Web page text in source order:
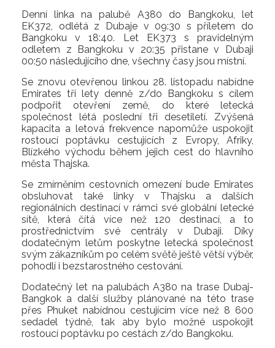
Denní linka na palubě A380 do Bangkoku, let
EK372, odlétá z Dubaje v 09:30 s příletem do
Bangkoku v 18:40. Let EK373 s pravidelným
odletem z Bangkoku v 20:35 přistane v Dubaji
00:50 následujícího dne, všechny časy jsou místní.
Se znovu otevřenou linkou 28. listopadu nabídne
Emirates tři lety denně z/do Bangkoku s cílem
podpořit otevření země, do které letecká
společnost létá poslední tři desetiletí. Zvýšená
kapacita a letová frekvence napomůže uspokojit
rostoucí poptávku cestujících z Evropy, Afriky,
Blízkého východu během jejich cest do hlavního
města Thajska.
Se zmírněním cestovních omezení bude Emirates
obsluhovat také linky v Thajsku a dalších
regionálních destinací v rámci své globální letecké
sítě, která čítá více než 120 destinací, a to
prostřednictvím své centrály v Dubaji. Díky
dodatečným letům poskytne letecká společnost
svým zákazníkům po celém světě ještě větší výběr,
pohodlí i bezstarostného cestování.
Dodatečný let na palubách A380 na trase Dubaj-
Bangkok a další služby plánované na této trase
přes Phuket nabídnou cestujícím více než 8 600
sedadel týdně, tak aby bylo možné uspokojit
rostoucí poptávku po cestách z/do Bangkoku.